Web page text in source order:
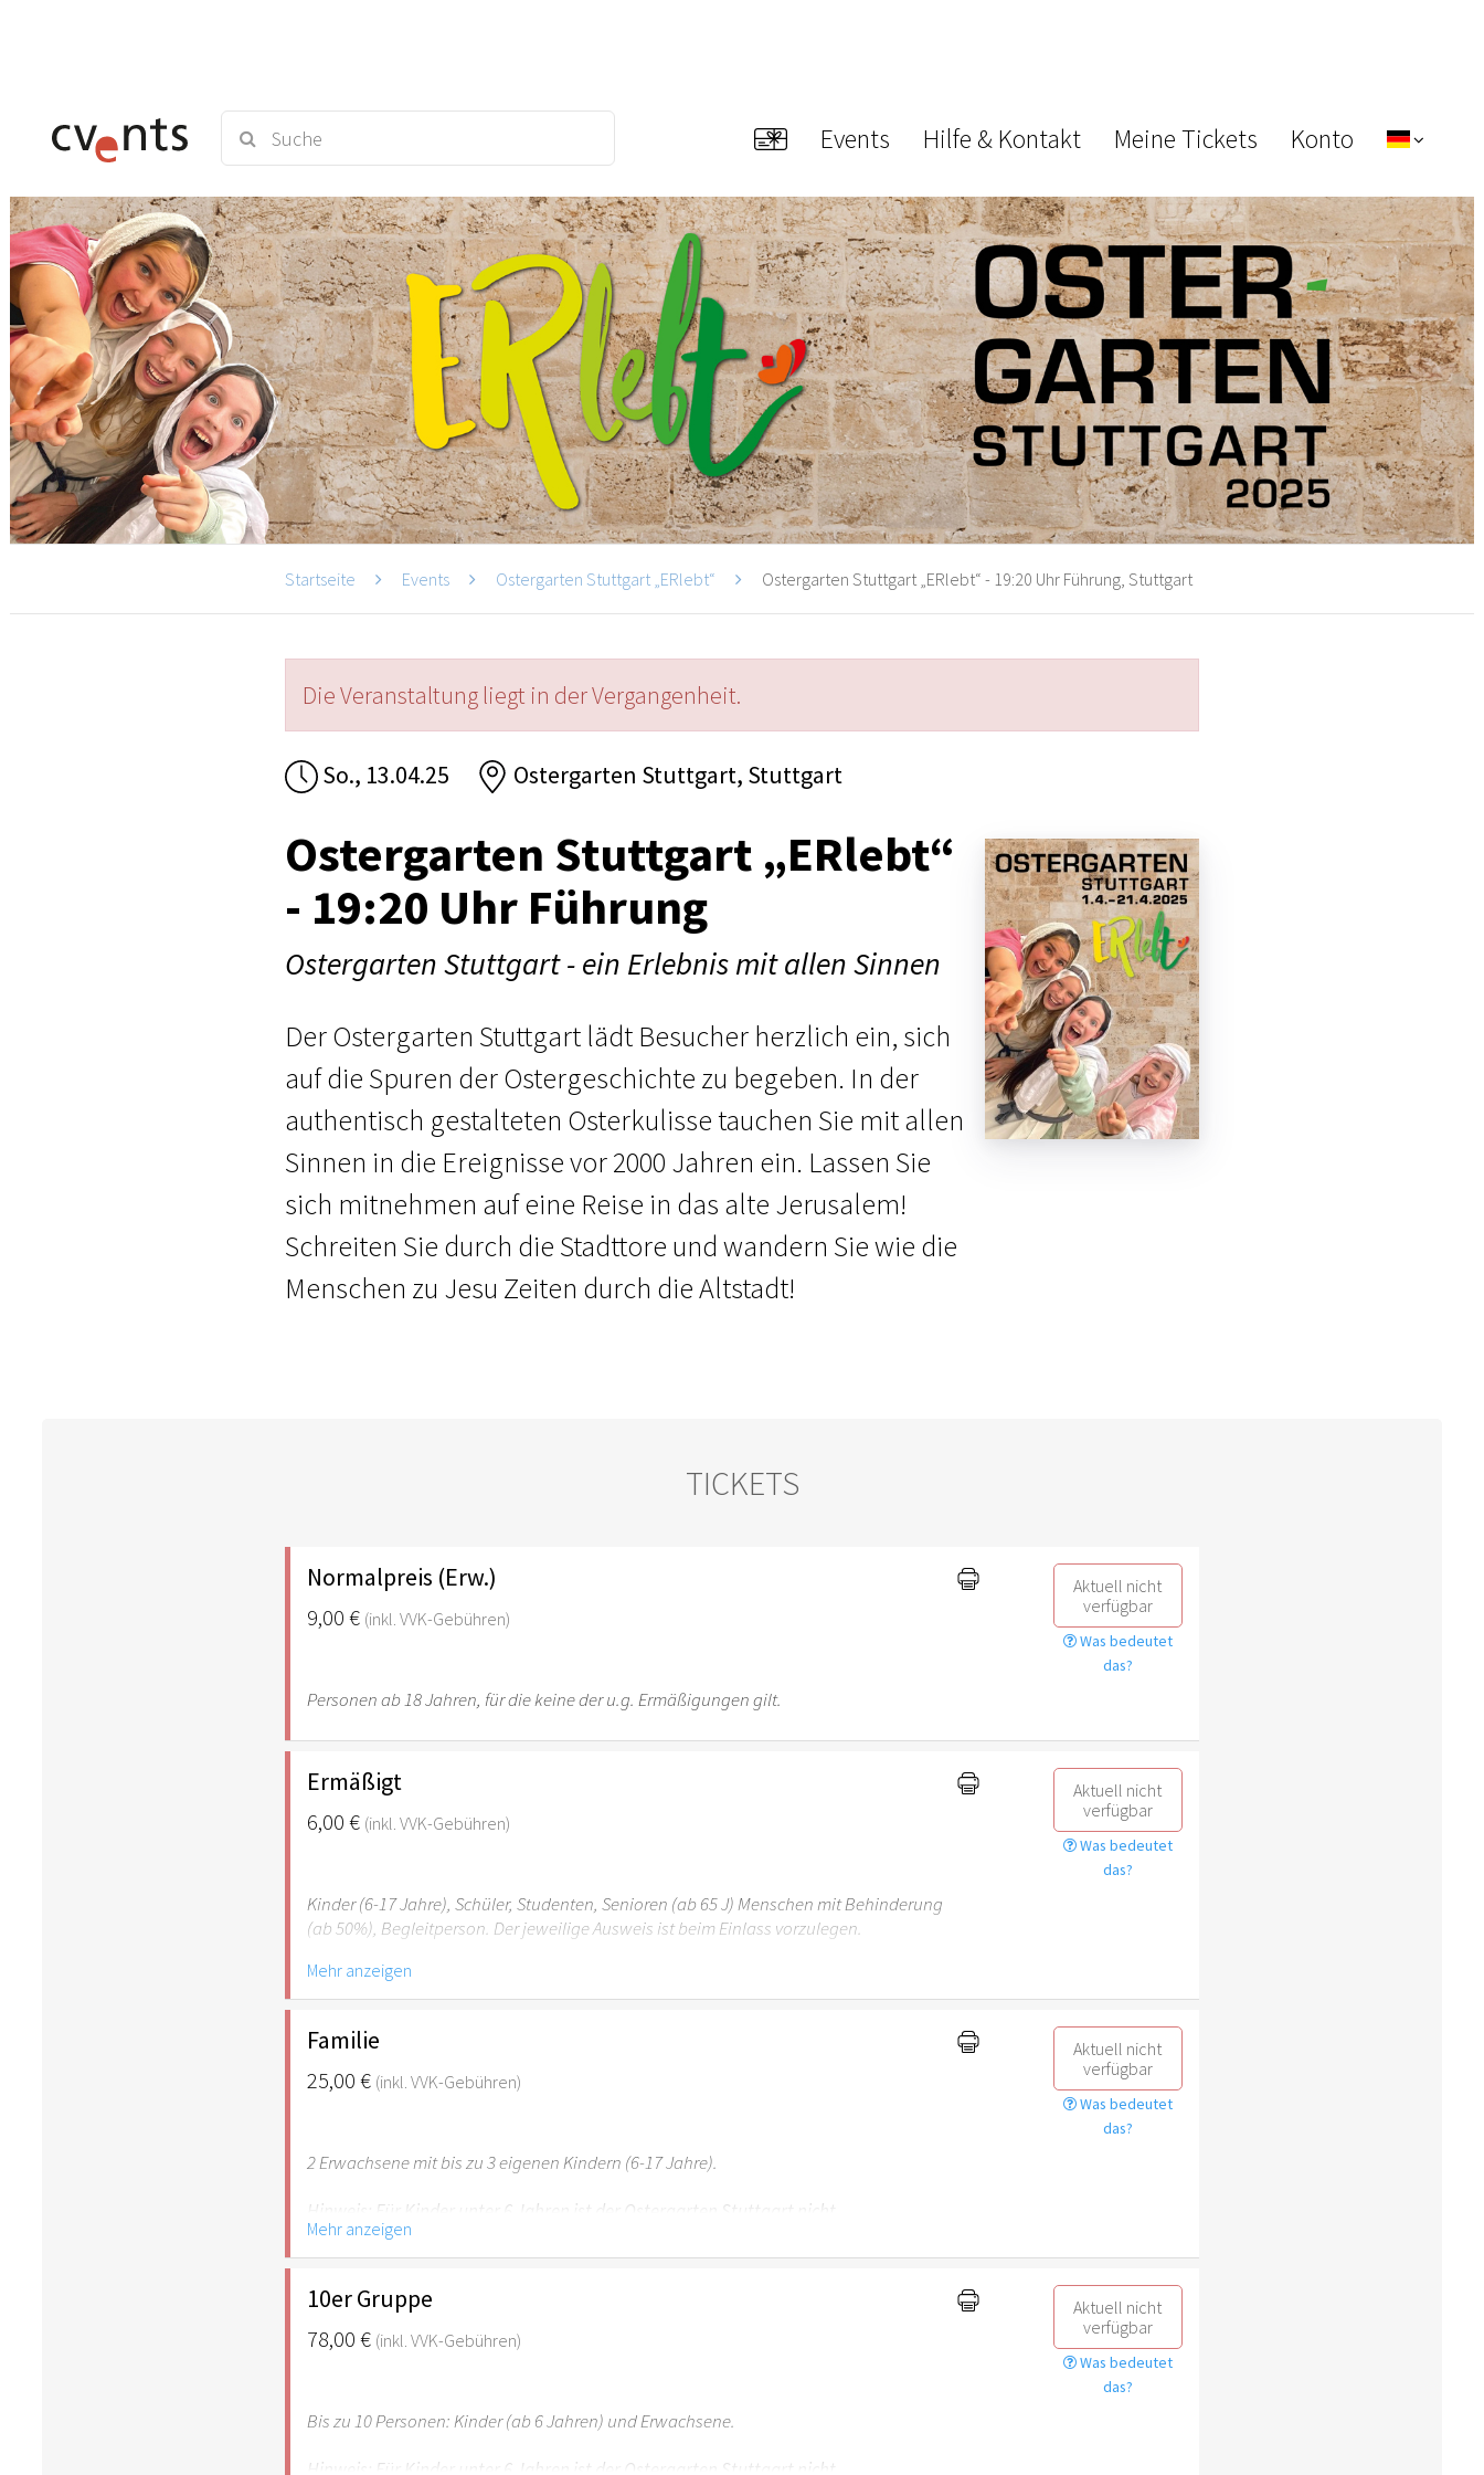
Events Hilfe & Kontakt Meine Tickets Konto
Startseite Events Ostergarten Stuttgart „ERlebt“ Ostergarten Stuttgart „ERlebt“ - 19:20 Uhr Führung, Stuttgart
Die Veranstaltung liegt in der Vergangenheit.
So., 13.04.25 Ostergarten Stuttgart, Stuttgart
Ostergarten Stuttgart „ERlebt“
- 19:20 Uhr Führung
Ostergarten Stuttgart - ein Erlebnis mit allen Sinnen
Der Ostergarten Stuttgart lädt Besucher herzlich ein, sich
auf die Spuren der Ostergeschichte zu begeben. In der
authentisch gestalteten Osterkulisse tauchen Sie mit allen
Sinnen in die Ereignisse vor 2000 Jahren ein. Lassen Sie
sich mitnehmen auf eine Reise in das alte Jerusalem!
Schreiten Sie durch die Stadttore und wandern Sie wie die
Menschen zu Jesu Zeiten durch die Altstadt!
TICKETS
Normalpreis (Erw.)
9,00 € (inkl. VVK-Gebühren)
Aktuell nicht
verfügbar
Was bedeutet
das?
Personen ab 18 Jahren, für die keine der u.g. Ermäßigungen gilt.
Ermäßigt
6,00 € (inkl. VVK-Gebühren)
Aktuell nicht
verfügbar
Was bedeutet
das?
Kinder (6-17 Jahre), Schüler, Studenten, Senioren (ab 65 J) Menschen mit Behinderung
(ab 50%), Begleitperson. Der jeweilige Ausweis ist beim Einlass vorzulegen.
Hinweis: Für Kinder unter 6 Jahren ist der Ostergarten Stuttgart nicht
empfehlenswert.
Mehr anzeigen
Familie
25,00 € (inkl. VVK-Gebühren)
Aktuell nicht
verfügbar
Was bedeutet
das?
2 Erwachsene mit bis zu 3 eigenen Kindern (6-17 Jahre).
Hinweis: Für Kinder unter 6 Jahren ist der Ostergarten Stuttgart nicht
empfehlenswert.
Mehr anzeigen
10er Gruppe
78,00 € (inkl. VVK-Gebühren)
Aktuell nicht
verfügbar
Was bedeutet
das?
Bis zu 10 Personen: Kinder (ab 6 Jahren) und Erwachsene.
Hinweis: Für Kinder unter 6 Jahren ist der Ostergarten Stuttgart nicht